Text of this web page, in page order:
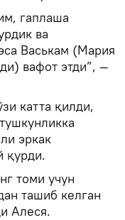
гаплаша
ва
Васькам (Мария
вафот этди”, —
катта қилди,
эркак
қурди.
томи учун
ташиб келган
Алеся.